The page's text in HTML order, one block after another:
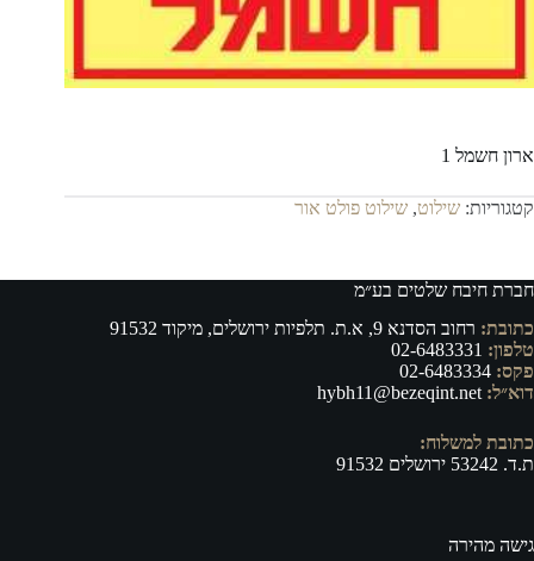
ארון חשמל 1
קטגוריות: שילוט, שילוט פולט אור
חברת חיבח שלטים בע״מ
כתובת: רחוב הסדנא 9, א.ת. תלפיות ירושלים, מיקוד 91532
טלפון: 02-6483331
פקס:
דוא״ל: hybh11@bezeqint.net
כתובת למשלוח:
ת.ד. 53242 ירושלים 91532
גישה מהירה